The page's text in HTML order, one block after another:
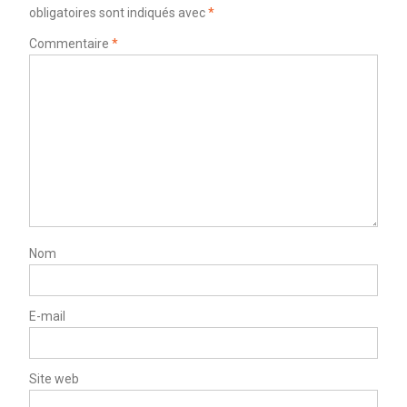
obligatoires sont indiqués avec*
Commentaire *
Nom
E-mail
Site web